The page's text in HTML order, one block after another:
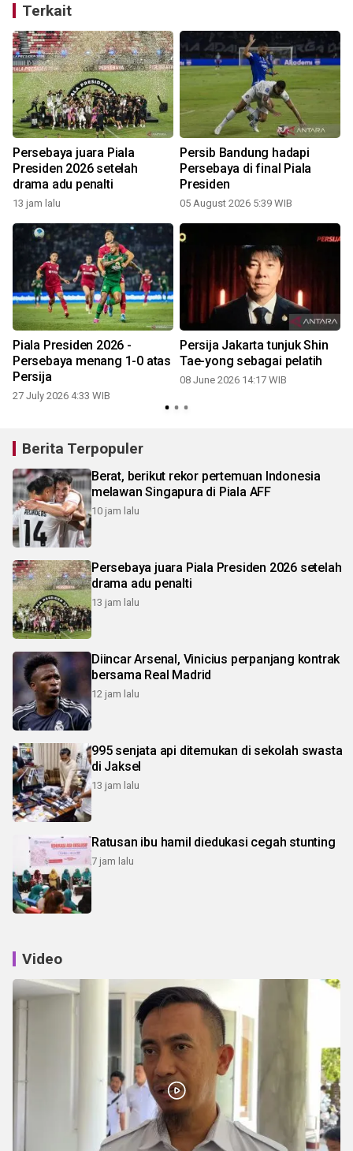
Terkait
Persebaya juara Piala
Presiden 2026 setelah
drama adu penalti
13 jam lalu
Persib Bandung hadapi
Persebaya di final Piala
Presiden
05 August 2026 5:39 WIB
Piala Presiden 2026 -
Persebaya menang 1-0 atas
Persija
27 July 2026 4:33 WIB
Persija Jakarta tunjuk Shin
Tae-yong sebagai pelatih
08 June 2026 14:17 WIB
Berita Terpopuler
Berat, berikut rekor pertemuan Indonesia
melawan Singapura di Piala AFF
10 jam lalu
Persebaya juara Piala Presiden 2026 setelah
drama adu penalti
13 jam lalu
Diincar Arsenal, Vinicius perpanjang kontrak
bersama Real Madrid
12 jam lalu
995 senjata api ditemukan di sekolah swasta
di Jaksel
13 jam lalu
Ratusan ibu hamil diedukasi cegah stunting
7 jam lalu
Video